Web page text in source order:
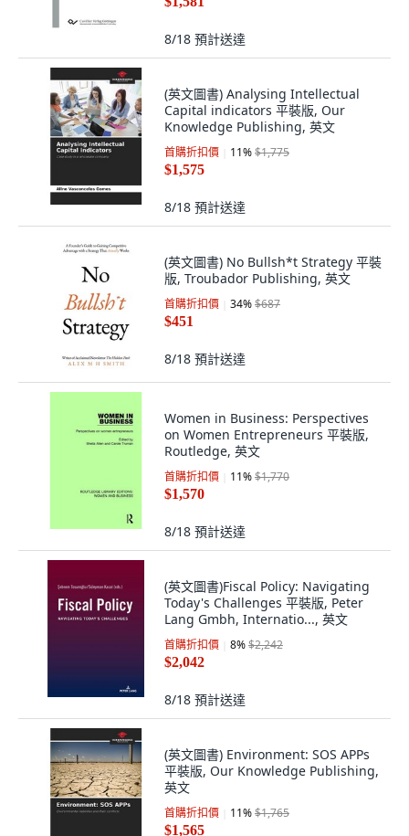
8/18 預計送達
(英文圖書) Analysing Intellectual
Capital indicators 平裝版, Our
Knowledge Publishing, 英文
首購折扣價 11%$1,775
$1,575
8/18 預計送達
(英文圖書) No Bullsh*t Strategy 平裝
版, Troubador Publishing, 英文
首購折扣價 34%$687
$451
8/18 預計送達
Women in Business: Perspectives
on Women Entrepreneurs 平裝版,
Routledge, 英文
首購折扣價 11%$1,770
$1,570
8/18 預計送達
(英文圖書)Fiscal Policy: Navigating
Today's Challenges 平裝版, Peter
Lang Gmbh, Internatio..., 英文
首購折扣價 8%$2,242
$2,042
8/18 預計送達
(英文圖書) Environment: SOS APPs
平裝版, Our Knowledge Publishing,
英文
首購折扣價 11%$1,765
$1,565